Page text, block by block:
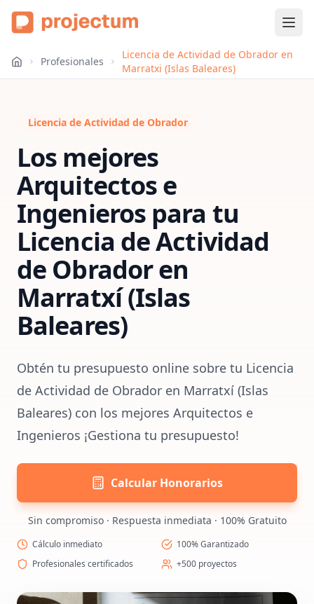
Profesionales
Licencia de Actividad de Obrador en
Marratxi (Islas Baleares)
Licencia de Actividad de Obrador
Los mejores
Arquitectos e
Ingenieros para tu
Licencia de Actividad
de Obradoren
Marratxí (Islas
Baleares)
Obtén tu presupuesto online sobre tu Licencia
de Actividad de Obrador en Marratxí (Islas
Baleares) con los mejores Arquitectos e
Ingenieros ¡Gestiona tu presupuesto!
Calcular Honorarios
Sin compromiso · Respuesta inmediata · 100% Gratuito
Cálculo inmediato
100% Garantizado
Profesionales certificados
+500 proyectos